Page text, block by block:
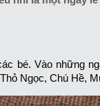
bé. Vào những
Ngọc, Chú Hề,